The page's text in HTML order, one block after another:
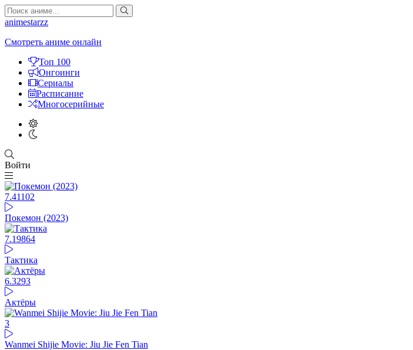
animestarzz
Смотреть аниме онлайн
Топ 100
Онгоинги
Сериалы
Расписание
Многосерийные
Войти
7.41102
Покемон (2023)
7.19864
Тактика
6.3293
Актёры
3
Wanmei Shijie Movie: Jiu Jie Fen Tian